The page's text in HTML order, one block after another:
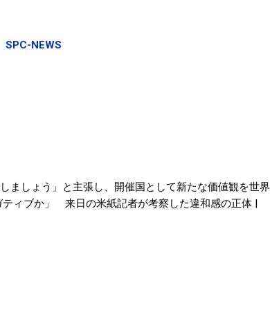
SPC-NEWS
ましょう」と主張し、開催国として新たな価値観を世界
ティブか」 来日の米紙記者が考察した違和感の正体 |